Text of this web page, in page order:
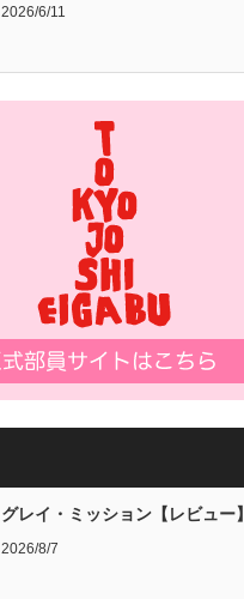
2026/6/11
グレイ・ミッション【レビュー】
2026/8/7